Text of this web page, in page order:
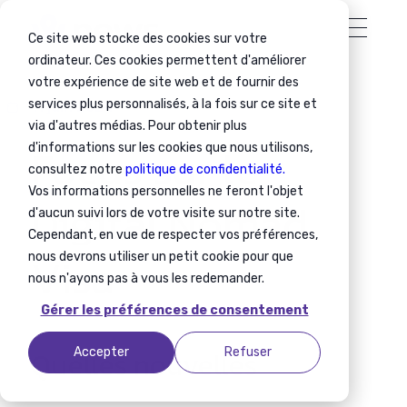
Ce site web stocke des cookies sur votre
ordinateur. Ces cookies permettent d'améliorer
votre expérience de site web et de fournir des
services plus personnalisés, à la fois sur ce site et
via d'autres médias. Pour obtenir plus
d'informations sur les cookies que nous utilisons,
consultez notre politique de confidentialité.
Vos informations personnelles ne feront l'objet
d'aucun suivi lors de votre visite sur notre site.
Cependant, en vue de respecter vos préférences,
nous devrons utiliser un petit cookie pour que
nous n'ayons pas à vous les redemander.
Gérer les préférences de consentement
Accepter Refuser
11 juin 2024
Focus sur le
Digital Nomad
Visa
Quelles nouvelles